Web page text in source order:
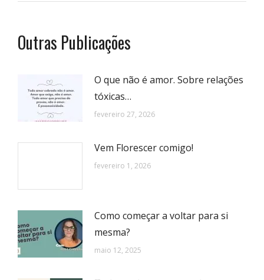
Outras Publicações
O que não é amor. Sobre relações
tóxicas…
fevereiro 27, 2026
Vem Florescer comigo!
fevereiro 1, 2026
Como começar a voltar para si
mesma?
maio 12, 2025